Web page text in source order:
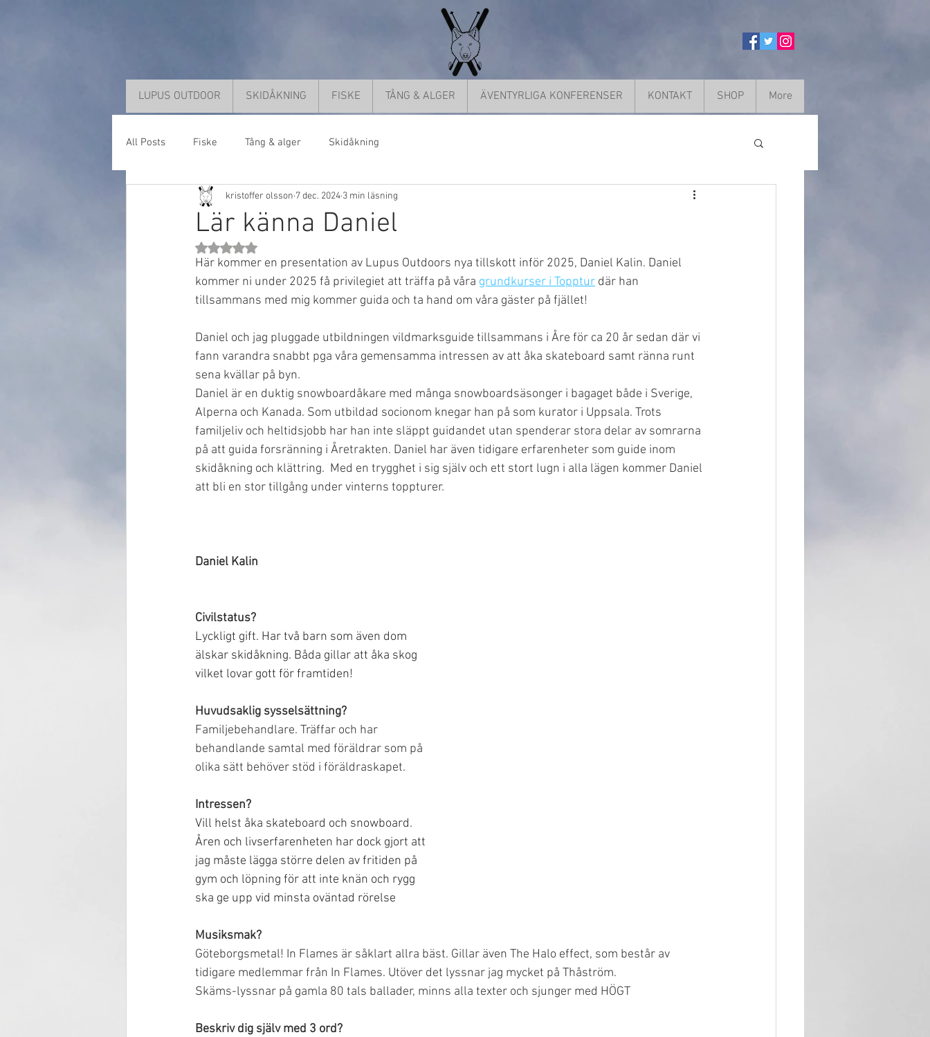
LUPUS OUTDOOR SKIDÅKNING FISKE TÅNG & ALGER ÄVENTYRLIGA KONFERENSER KONTAKT SHOP More
All Posts Fiske Tång & alger Skidåkning
Lär känna Daniel
kristoffer olsson 7 dec. 2024 3 min läsning
Betygsatt till NaN av 5 stjärnor.
Här kommer en presentation av Lupus Outdoors nya tillskott inför 2025, Daniel Kalin. Daniel
kommer ni under 2025 få privilegiet att träffa på våra grundkurser i Topptur där han
tillsammans med mig kommer guida och ta hand om våra gäster på fjället!
Daniel och jag pluggade utbildningen vildmarksguide tillsammans i Åre för ca 20 år sedan där vi
fann varandra snabbt pga våra gemensamma intressen av att åka skateboard samt ränna runt
sena kvällar på byn.
Daniel är en duktig snowboardåkare med många snowboardsäsonger i bagaget både i Sverige,
Alperna och Kanada. Som utbildad socionom knegar han på som kurator i Uppsala. Trots
familjeliv och heltidsjobb har han inte släppt guidandet utan spenderar stora delar av somrarna
på att guida forsränning i Åretrakten. Daniel har även tidigare erfarenheter som guide inom
skidåkning och klättring.  Med en trygghet i sig själv och ett stort lugn i alla lägen kommer Daniel
att bli en stor tillgång under vinterns toppturer.
Daniel Kalin
Civilstatus?
Lyckligt gift. Har två barn som även dom
älskar skidåkning. Båda gillar att åka skog
vilket lovar gott för framtiden!
Huvudsaklig sysselsättning?
Familjebehandlare. Träffar och har
behandlande samtal med föräldrar som på
olika sätt behöver stöd i föräldraskapet.
Intressen?
Vill helst åka skateboard och snowboard.
Åren och livserfarenheten har dock gjort att
jag måste lägga större delen av fritiden på
gym och löpning för att inte knän och rygg
ska ge upp vid minsta oväntad rörelse
Musiksmak?
Göteborgsmetal! In Flames är såklart allra bäst. Gillar även The Halo effect, som består av
tidigare medlemmar från In Flames. Utöver det lyssnar jag mycket på Thåström.
Skäms-lyssnar på gamla 80 tals ballader, minns alla texter och sjunger med HÖGT
Beskriv dig själv med 3 ord?